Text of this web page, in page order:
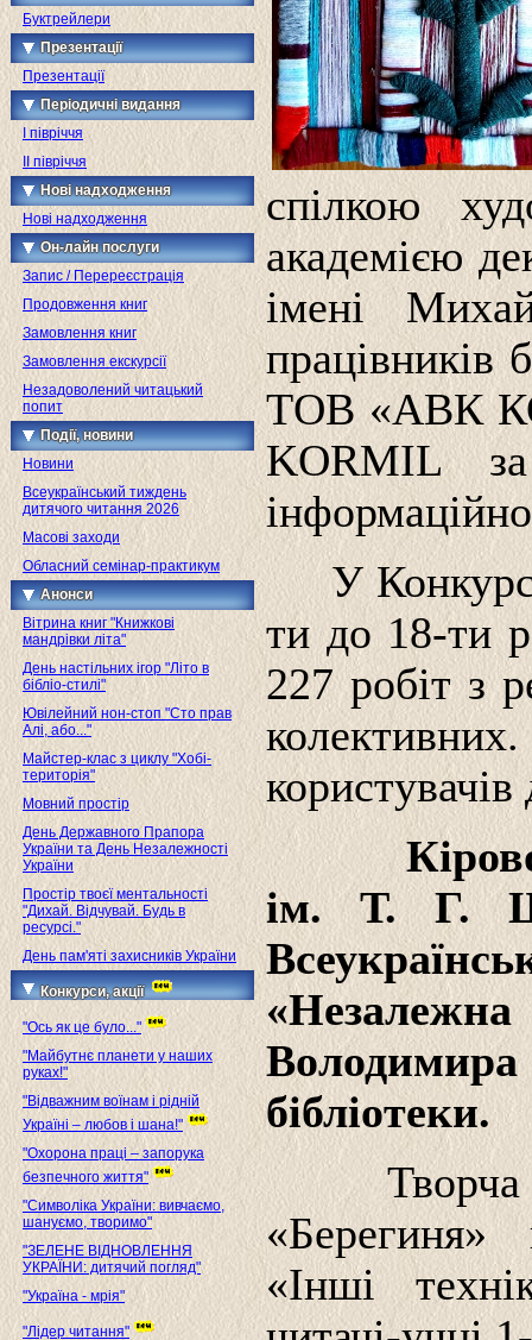
Буктрейлери
Презентації
Презентації
Періодичні видання
I півріччя
II півріччя
Нові надходження
Нові надходження
Он-лайн послуги
Запис / Перереєстрація
Продовження книг
Замовлення книг
Замовлення екскурсії
Незадоволений читацький
попит
Події, новини
Новини
Всеукраїнський тиждень
дитячого читання 2026
Масові заходи
Обласний семінар-практикум
Анонси
Вітрина книг "Книжкові
мандрівки літа"
День настільних ігор "Літо в
бібліо-стилі"
Ювілейний нон-стоп "Сто прав
Алі, або..."
Майстер-клас з циклу "Хобі-
територія"
Мовний простір
День Державного Прапора
України та День Незалежності
України
Простір твоєї ментальності
"Дихай. Відчувай. Будь в
ресурсі."
День пам'яті захисників України
Конкурси, акції
"Ось як це було..."
"Майбутнє планети у наших
руках!"
"Відважним воїнам і рідній
Україні – любов і шана!"
"Охорона праці – запорука
безпечного життя"
"Символіка України: вивчаємо,
шануємо, творимо"
"ЗЕЛЕНЕ ВІДНОВЛЕННЯ
УКРАЇНИ: дитячий погляд"
"Україна - мрія"
"Лідер читання"
спілкою
академією
імені
працівників
ТОВ «АВК
KORMIL за
У
ти до 18-ти
227 робіт з
користувачів
ім. Т. Г.
бібліотеки.
«Берегиня»
«Інші